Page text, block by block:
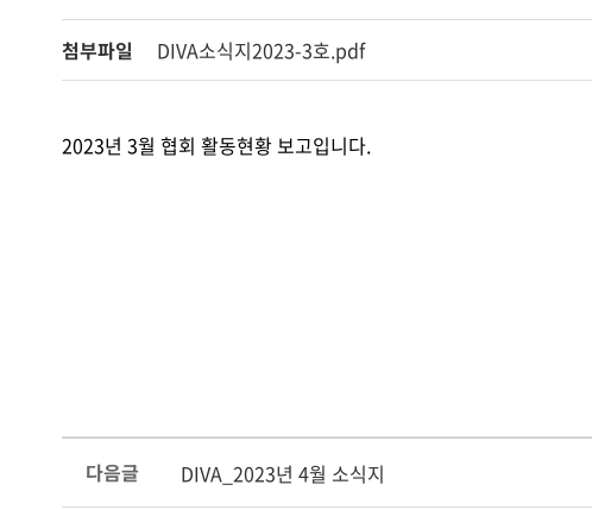
첨부파일 DIVA소식지2023-3호.pdf
2023년 3월 협회 활동현황 보고입니다.
다음글 DIVA_2023년 4월 소식지